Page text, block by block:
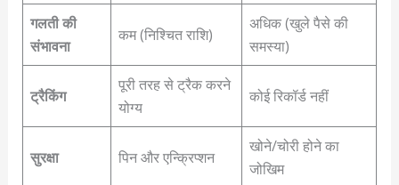
गलती की
संभावना
कम (निश्चित राशि)
अधिक (खुले पैसे की
समस्या)
ट्रैकिंग
पूरी तरह से ट्रैक करने
योग्य
कोई रिकॉर्ड नहीं
सुरक्षा पिन और एन्क्रिप्शन
खोने/चोरी होने का
जोखिम